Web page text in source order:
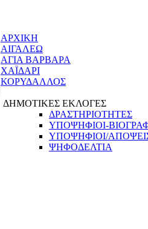
ΑΡΧΙΚΗ
ΑΙΓΑΛΕΩ
ΑΓΙΑ ΒΑΡΒΑΡΑ
ΧΑΪΔΑΡΙ
ΚΟΡΥΔΑΛΛΟΣ
ΔΗΜΟΤΙΚΕΣ ΕΚΛΟΓΕΣ
ΔΡΑΣΤΗΡΙΟΤΗΤΕΣ
ΥΠΟΨΗΦΙΟΙ-
ΥΠΟΨΗΦΙΟΙ/
ΨΗΦΟΔΕΛΤΙΑ